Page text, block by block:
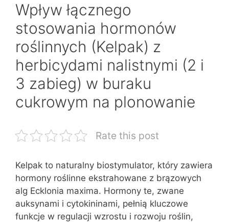
Wpływ łącznego
stosowania hormonów
roślinnych (Kelpak) z
herbicydami nalistnymi (2 i
3 zabieg) w buraku
cukrowym na plonowanie
Rate this post
Kelpak to naturalny biostymulator, który zawiera
hormony roślinne ekstrahowane z brązowych
alg Ecklonia maxima. Hormony te, zwane
auksynami i cytokininami, pełnią kluczowe
funkcje w regulacji wzrostu i rozwoju roślin,